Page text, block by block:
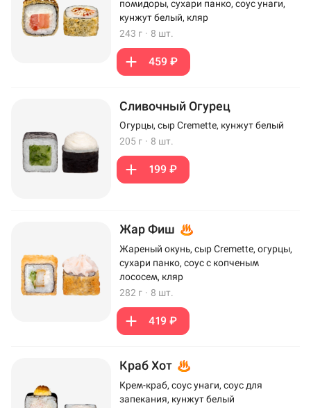
помидоры, сухари панко, соус унаги,
кунжут белый, кляр
243 г · 8 шт.
459 ₽
Сливочный Огурец
Огурцы, сыр Cremette, кунжут белый
205 г · 8 шт.
199 ₽
Жар Фиш
Жареный окунь, сыр Cremette, огурцы,
сухари панко, соус с копченым
лососем, кляр
282 г · 8 шт.
419 ₽
Краб Хот
Крем-краб, соус унаги, соус для
запекания, кунжут белый